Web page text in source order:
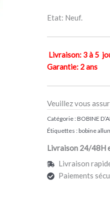
Etat: Neuf.
Livraison: 3 à 5
Garantie: 2 ans
Veuillez vous
Catégorie :BOBINE
Étiquettes :bobine
Livraison 24/48H
Livraison
Paiements